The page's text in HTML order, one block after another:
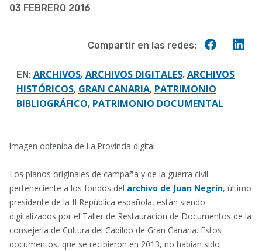
navegación
03 FEBRERO 2016
Compartir en las redes:
EN: ARCHIVOS, ARCHIVOS DIGITALES, ARCHIVOS
HISTÓRICOS, GRAN CANARIA, PATRIMONIO
BIBLIOGRÁFICO, PATRIMONIO DOCUMENTAL
Imagen obtenida de La Provincia digital
Los planos originales de campaña y de la guerra civil
perteneciente a los fondos del archivo de Juan Negrín, último
presidente de la II República española, están siendo
digitalizados por el Taller de Restauración de Documentos de la
consejería de Cultura del Cabildo de Gran Canaria. Estos
documentos, que se recibieron en 2013, no habían sido